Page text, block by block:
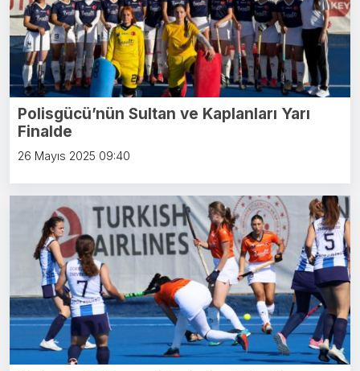
Polisgücü’nün Sultan ve Kaplanları Yarı
Finalde
26 Mayıs 2025 09:40